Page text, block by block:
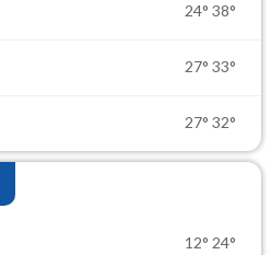
24° 38°
27° 33°
27° 32°
12° 24°